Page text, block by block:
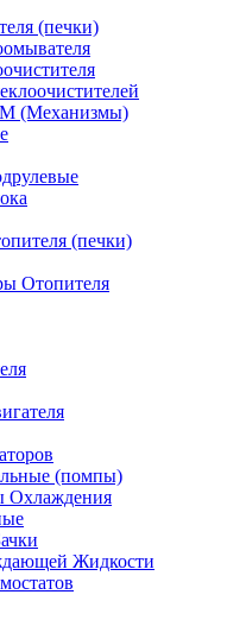
(печки)
(Механизмы)
(печки)
Отопителя
(помпы)
Охлаждения
Жидкости